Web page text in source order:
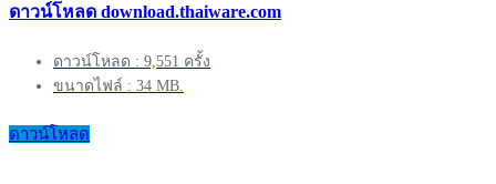
ดาวน์โหลด download.thaiware.com
ดาวน์โหลด : 9,551 ครั้ง
ขนาดไฟล์ : 34 MB.
ดาวน์โหลด